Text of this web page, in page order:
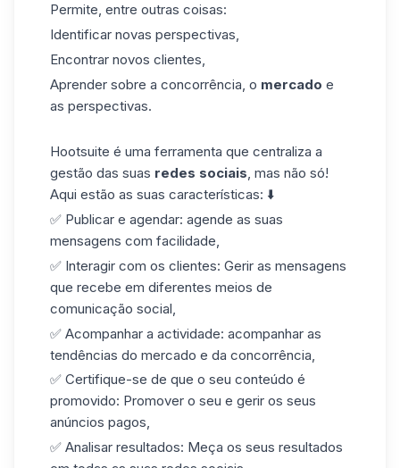
Permite, entre outras coisas:
Identificar novas perspectivas,
Encontrar novos clientes,
Aprender sobre a concorrência, o mercado e
as perspectivas.
Hootsuite é uma ferramenta que centraliza a
gestão das suas redes sociais, mas não só!
Aqui estão as suas características: ⬇️
✅ Publicar e agendar: agende as suas
mensagens com facilidade,
✅ Interagir com os clientes: Gerir as mensagens
que recebe em diferentes meios de
comunicação social,
✅ Acompanhar a actividade: acompanhar as
tendências do mercado e da concorrência,
✅ Certifique-se de que o seu conteúdo é
promovido: Promover o seu e gerir os seus
anúncios pagos,
✅ Analisar resultados: Meça os seus resultados